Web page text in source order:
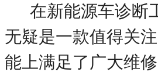
在新能源车诊断
无疑是一款值得关
能上满足了广大维